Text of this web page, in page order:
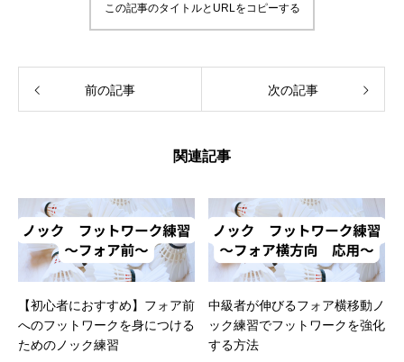
この記事のタイトルとURLをコピーする
前の記事 次の記事
関連記事
【初心者におすすめ】フォア前
へのフットワークを身につける
ためのノック練習
中級者が伸びるフォア横移動ノ
ック練習でフットワークを強化
する方法